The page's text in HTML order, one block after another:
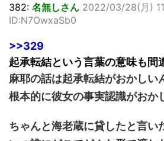
382: 名無しさん 2022/03/28(月)
ID:N7OwxaSb0
>>329
起承転結という言葉の意味も間
麻耶の話は起承転結がおかしい
根本的に彼女の事実認識がおか
ちゃんと海老蔵に貸したと言い